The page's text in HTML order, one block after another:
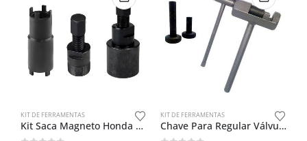
KIT DE FERRAMENTAS
Kit Saca Magneto Honda 125 / 150 E Castelo Dupla 20x24mm
KIT DE FERRAMENTAS
Chave Para Regular Válvulas + Extrator Pino Corrente 520/528